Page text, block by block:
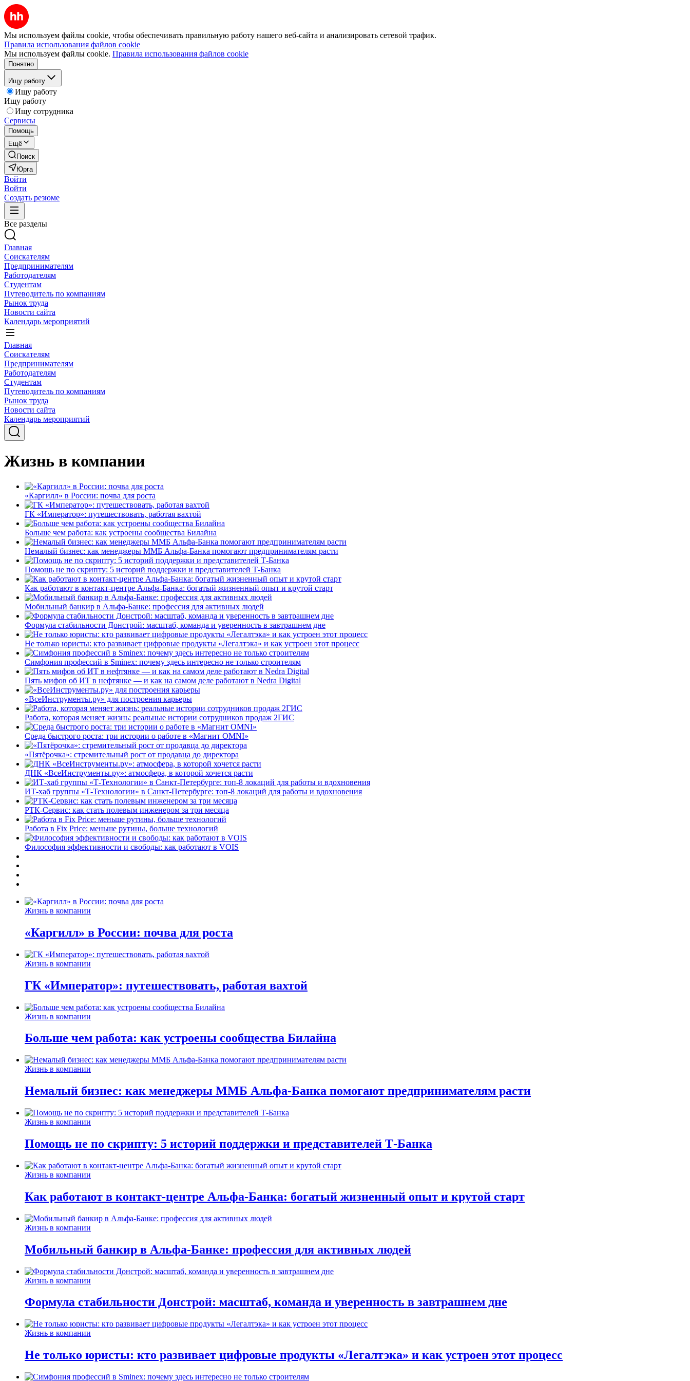
Мы используем файлы cookie, чтобы обеспечивать правильную работу нашего веб-сайта и анализировать сетевой трафик.
Правила использования файлов cookie
Мы используем файлы cookie. Правила использования файлов cookie
Понятно
Ищу работу
Ищу работу
Ищу работу
Ищу сотрудника
Сервисы
Помощь
Ещё
Поиск
Юрга
Войти
Войти
Создать резюме
Все разделы
Главная
Соискателям
Предпринимателям
Работодателям
Студентам
Путеводитель по компаниям
Рынок труда
Новости сайта
Календарь мероприятий
Главная
Соискателям
Предпринимателям
Работодателям
Студентам
Путеводитель по компаниям
Рынок труда
Новости сайта
Календарь мероприятий
Жизнь в компании
«Каргилл» в России: почва для роста
ГК «Император»: путешествовать, работая вахтой
Больше чем работа: как устроены сообщества Билайна
Немалый бизнес: как менеджеры ММБ Альфа-Банка помогают предпринимателям расти
Помощь не по скрипту: 5 историй поддержки и представителей Т-Банка
Как работают в контакт-центре Альфа-Банка: богатый жизненный опыт и крутой старт
Мобильный банкир в Альфа-Банке: профессия для активных людей
Формула стабильности Донстрой: масштаб, команда и уверенность в завтрашнем дне
Не только юристы: кто развивает цифровые продукты «Легалтэка» и как устроен этот процесс
Симфония профессий в Sminex: почему здесь интересно не только строителям
Пять мифов об ИТ в нефтянке — и как на самом деле работают в Nedra Digital
«ВсеИнструменты.ру» для построения карьеры
Работа, которая меняет жизнь: реальные истории сотрудников продаж 2ГИС
Среда быстрого роста: три истории о работе в «Магнит OMNI»
«Пятёрочка»: стремительный рост от продавца до директора
ДНК «ВсеИнструменты.ру»: атмосфера, в которой хочется расти
ИТ-хаб группы «Т-Технологии» в Санкт-Петербурге: топ-8 локаций для работы и вдохновения
РТК-Сервис: как стать полевым инженером за три месяца
Работа в Fix Price: меньше рутины, больше технологий
Философия эффективности и свободы: как работают в VOIS
Жизнь в компании
«Каргилл» в России: почва для роста
Жизнь в компании
ГК «Император»: путешествовать, работая вахтой
Жизнь в компании
Больше чем работа: как устроены сообщества Билайна
Жизнь в компании
Немалый бизнес: как менеджеры ММБ Альфа-Банка помогают предпринимателям расти
Жизнь в компании
Помощь не по скрипту: 5 историй поддержки и представителей Т-Банка
Жизнь в компании
Как работают в контакт-центре Альфа-Банка: богатый жизненный опыт и крутой старт
Жизнь в компании
Мобильный банкир в Альфа-Банке: профессия для активных людей
Жизнь в компании
Формула стабильности Донстрой: масштаб, команда и уверенность в завтрашнем дне
Жизнь в компании
Не только юристы: кто развивает цифровые продукты «Легалтэка» и как устроен этот процесс